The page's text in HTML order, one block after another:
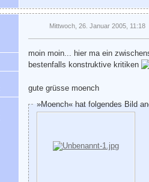
Mittwoch, 26. Januar 2005, 11:18
moin moin... hier ma ein
bestenfalls konstruktive kritiken
gute grüsse moench
»Moench« hat folgendes Bild